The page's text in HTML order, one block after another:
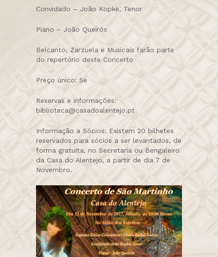
Convidado – João Kopke, Tenor
Piano – João Queirós
Belcanto, Zarzuela e Musicais farão parte
do repertório deste Concerto
Preço único: 5e
Reservas e informações:
biblioteca@casadoalentejo.pt
Informação a Sócios: Existem 20 bilhetes
reservados para sócios a ser levantados, de
forma gratuita, no Secretaria ou Bengaleiro
da Casa do Alentejo, a partir de dia 7 de
Novembro.